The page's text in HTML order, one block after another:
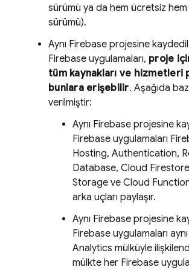
sürümü ya da hem ücretsiz
sürümü).
Aynı Firebase projesine
Firebase uygulamaları, proje
tüm kaynakları ve hizmetleri
bunlara erişebilir. Aşağıda
verilmiştir:
Aynı Firebase projesine
Firebase uygulamaları
Hosting, Authentication,
Database, Cloud Firestore
Storage ve Cloud
arka uçları paylaşır.
Aynı Firebase projesine
Firebase uygulamaları
Analytics mülküyle
mülkte her Firebase